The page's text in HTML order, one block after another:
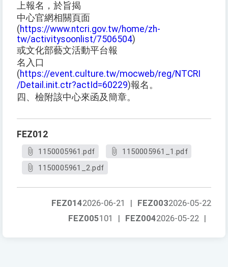
上報名，於旨揭
中心官網相關頁面
(https://www.ntcri.gov.tw/home/zh-
tw/activitysoonlist/7506504)
或文化部藝文活動平台報
名入口
(https://event.culture.tw/mocweb/reg/NTCRI
/Detail.init.ctr?actId=60229)報名。
四、檢附該中心來函及簡章。
FEZ012
1150005961.pdf
1150005961_1.pdf
1150005961_2.pdf
FEZ0032026-05-22
FEZ0142026-06-21
|
FEZ0042026-05-22 |
FEZ005101 |